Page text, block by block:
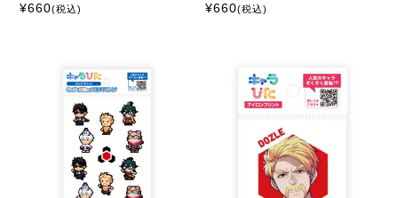
¥660(税込) ¥660(税込)